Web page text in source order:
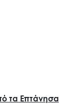
τα Επτάνησα